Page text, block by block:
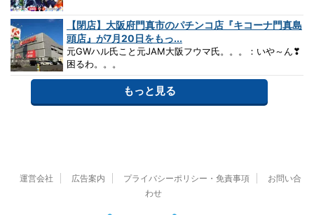
【閉店】大阪府門真市のパチンコ店『キコーナ門真島
頭店』が7月20日をもっ...
元GWハル氏こと元JAM大阪フウマ氏。。。：いや～ん❣
困るわ。。。
もっと見る
運営会社 広告案内 プライバシーポリシー・免責事項
お問い合
わせ